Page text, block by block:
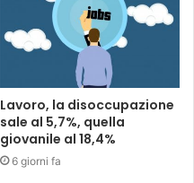
Lavoro, la disoccupazione
sale al 5,7%, quella
giovanile al 18,4%
6 giorni fa